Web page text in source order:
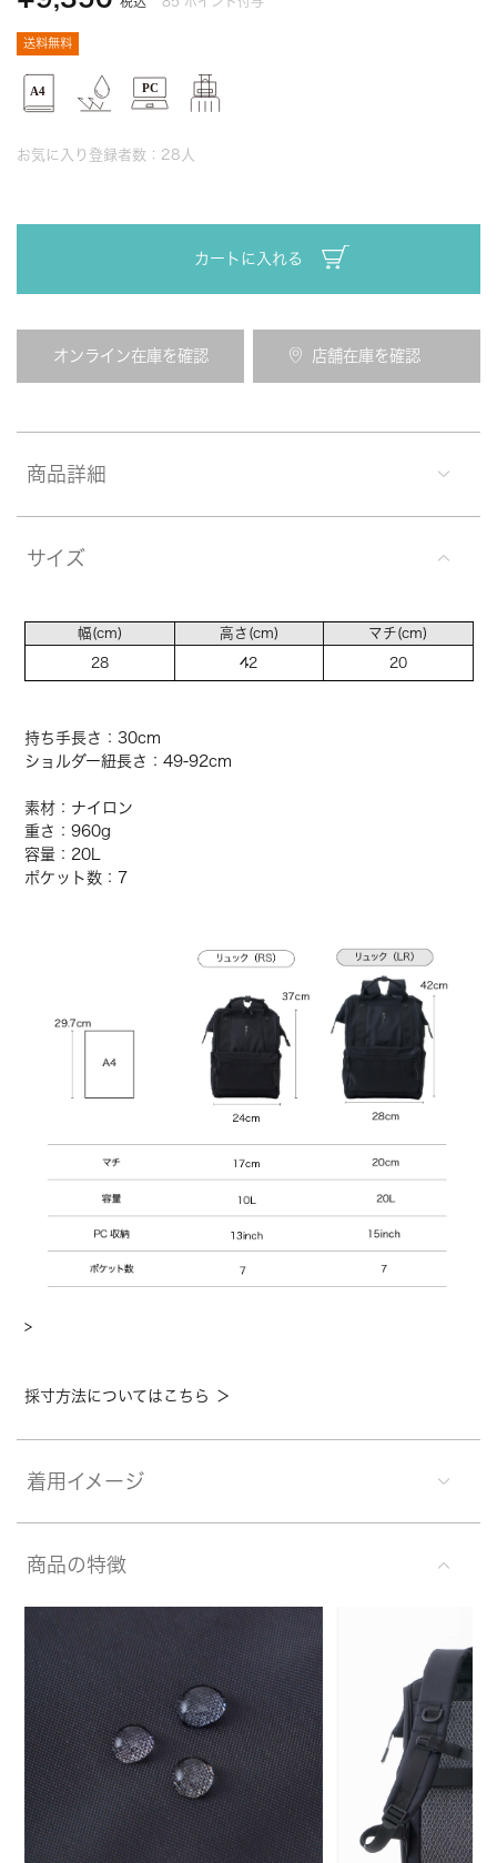
送料無料
お気に入り登録者数： 28 人
カートに入れる
オンライン在庫を確認 店舗在庫を確認
商品詳細
サイズ
幅(cm)
28
高さ(cm)
42
マチ(cm)
20
持ち手長さ：30cm
ショルダー紐長さ：49-92cm
素材：ナイロン
重さ：960g
容量：20L
ポケット数：7
>
採寸方法についてはこちら ＞
着用イメージ
商品の特徴